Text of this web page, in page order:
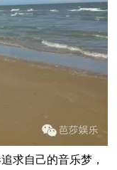
求自己的音乐梦，